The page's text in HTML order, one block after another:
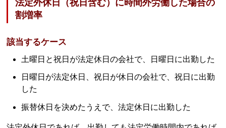
法定外休日（祝日含む）に時間外労働した場合の
割増率
該当するケース
土曜日と祝日が法定休日の会社で、日曜日に出勤した
日曜日が法定休日、祝日が休日の会社で、祝日に出勤
した
振替休日を決めたうえで、法定休日に出勤した